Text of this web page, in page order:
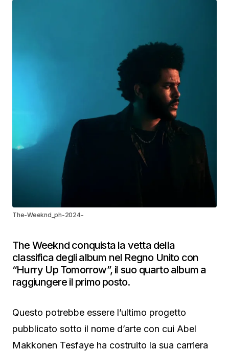
The-Weeknd_ph-2024-
The Weeknd conquista la vetta della
classifica degli album nel Regno Unito con
“Hurry Up Tomorrow”, il suo quarto album a
raggiungere il primo posto.
Questo potrebbe essere l’ultimo progetto
pubblicato sotto il nome d’arte con cui Abel
Makkonen Tesfaye ha costruito la sua carriera